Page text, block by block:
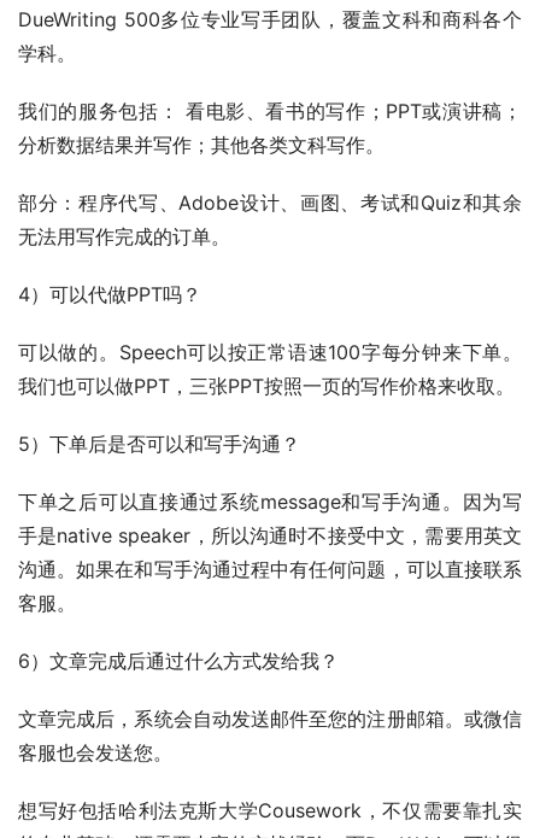
DueWriting 500多位专业写手团队，覆盖文科和商科各个
学科。
我们的服务包括： 看电影、看书的写作；PPT或演讲稿；
分析数据结果并写作；其他各类文科写作。
部分：程序代写、Adobe设计、画图、考试和Quiz和其余
无法用写作完成的订单。
4）可以代做PPT吗？
可以做的。Speech可以按正常语速100字每分钟来下单。
我们也可以做PPT，三张PPT按照一页的写作价格来收取。
5）下单后是否可以和写手沟通？
下单之后可以直接通过系统message和写手沟通。因为写
手是native speaker，所以沟通时不接受中文，需要用英文
沟通。如果在和写手沟通过程中有任何问题，可以直接联系
客服。
6）文章完成后通过什么方式发给我？
文章完成后，系统会自动发送邮件至您的注册邮箱。或微信
客服也会发送您。
想写好包括哈利法克斯大学Cousework，不仅需要靠扎实